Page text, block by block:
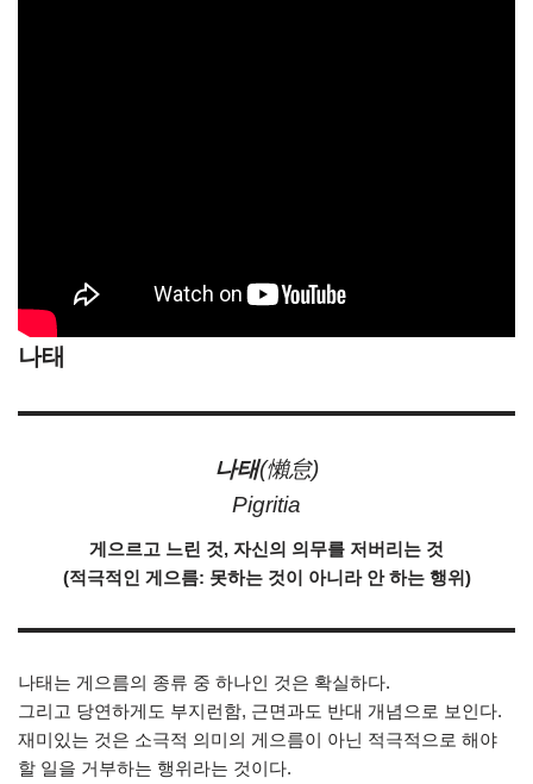
나태
나태(懶怠)
Pigritia
게으르고 느린 것, 자신의 의무를 저버리는 것
(적극적인 게으름: 못하는 것이 아니라 안 하는 행위)
나태는 게으름의 종류 중 하나인 것은 확실하다.
그리고 당연하게도 부지런함, 근면과도 반대 개념으로 보인다.
재미있는 것은 소극적 의미의 게으름이 아닌 적극적으로 해야
할 일을 거부하는 행위라는 것이다.